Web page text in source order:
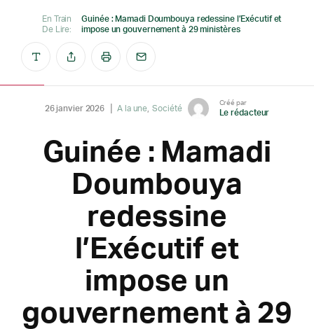
En Train
De Lire:
Guinée : Mamadi Doumbouya redessine l’Exécutif et
impose un gouvernement à 29 ministères
26 janvier 2026 A la une Société
Créé par
Le rédacteur
Guinée : Mamadi
Doumbouya
redessine
l’Exécutif et
impose un
gouvernement à 29